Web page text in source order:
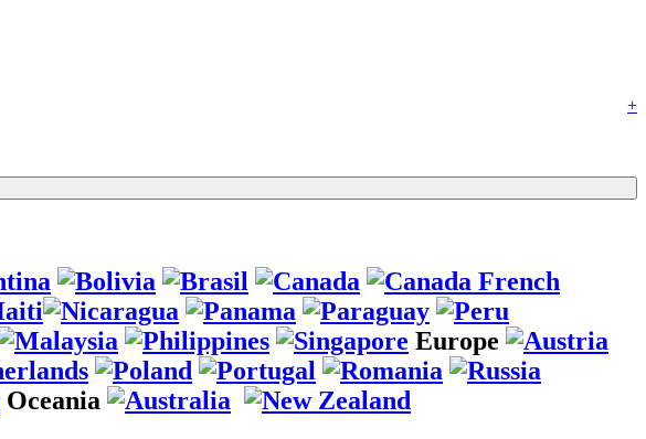
+
Europe
Oceania